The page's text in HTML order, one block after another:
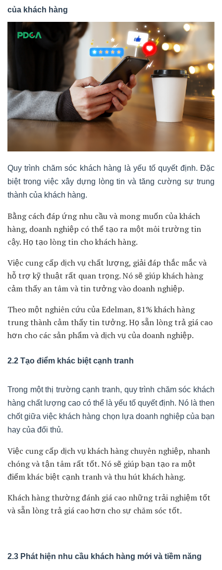
của khách hàng
Quy trình chăm sóc khách hàng là yếu tố quyết định. Đặc
biệt trong việc xây dựng lòng tin và tăng cường sự trung
thành của khách hàng.
Bằng cách đáp ứng nhu cầu và mong muốn của khách
hàng, doanh nghiệp có thể tạo ra một môi trường tin
cậy. Họ tạo lòng tin cho khách hàng.
Việc cung cấp dịch vụ chất lượng, giải đáp thắc mắc và
hỗ trợ kỹ thuật rất quan trọng. Nó sẽ giúp khách hàng
cảm thấy an tâm và tin tưởng vào doanh nghiệp.
Theo một nghiên cứu của Edelman, 81% khách hàng
trung thành cảm thấy tin tưởng. Họ sẵn lòng trả giá cao
hơn cho các sản phẩm và dịch vụ của doanh nghiệp.
2.2 Tạo điểm khác biệt cạnh tranh
hay của đối thủ.